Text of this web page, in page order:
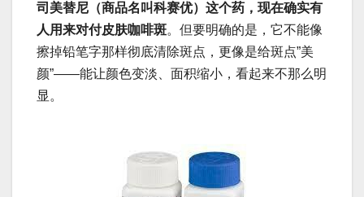
司美替尼（商品名叫科赛优）这个药，现在确实有
人用来对付皮肤咖啡斑。但要明确的是，它不能像
擦掉铅笔字那样彻底清除斑点，更像是给斑点”美
颜”——能让颜色变淡、面积缩小，看起来不那么明
显。